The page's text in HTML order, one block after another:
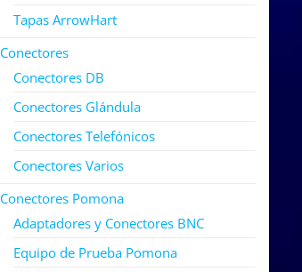
Tapas ArrowHart
Conectores
Conectores DB
Conectores Glándula
Conectores Telefónicos
Conectores Varios
Conectores Pomona
Adaptadores y Conectores BNC
Equipo de Prueba Pomona